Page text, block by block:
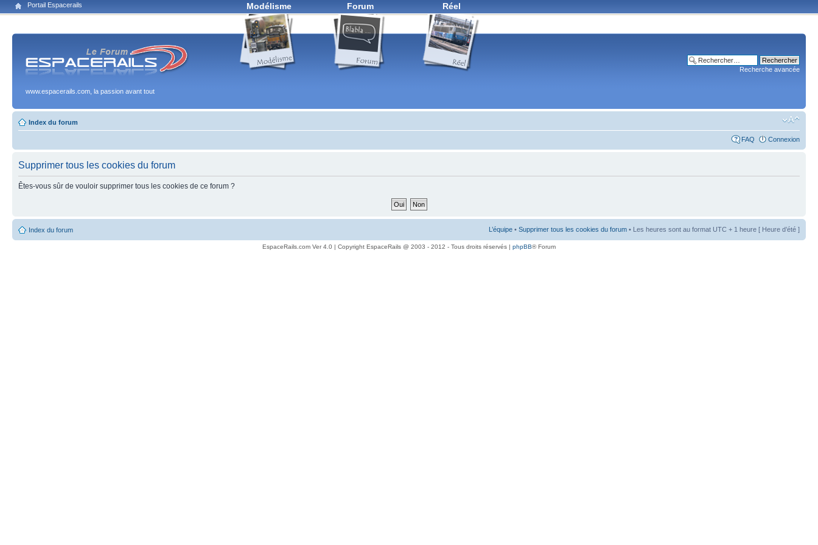
Portail Espacerails Modélisme Forum Réel
www.espacerails.com, la passion avant tout
Recherche avancée
Index du forum
FAQ Connexion
Supprimer tous les cookies du forum
Êtes-vous sûr de vouloir supprimer tous les cookies de ce forum ?
Index du forum L’équipe • Supprimer tous les cookies du forum • Les heures sont au format UTC + 1 heure [ Heure d’été ]
EspaceRails.com Ver 4.0 | Copyright EspaceRails @ 2003 - 2012 - Tous droits réservés | phpBB® Forum